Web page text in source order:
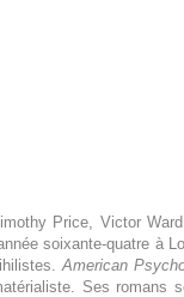
Price, Victor
soixante-quatre à
American
Ses romans